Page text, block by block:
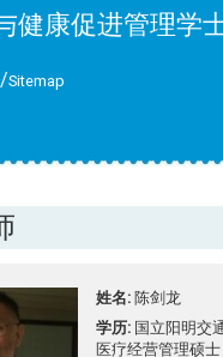
健康促进管理学
/Sitemap
姓名 陈剑龙
学历 国立阳明交
医疗经营管理硕士